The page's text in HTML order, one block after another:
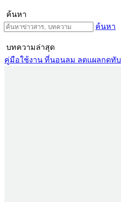
ค้นหา
ค้นหา
บทความล่าสุด
คู่มือใช้งาน ที่นอนลม ลดแผลกดทับ